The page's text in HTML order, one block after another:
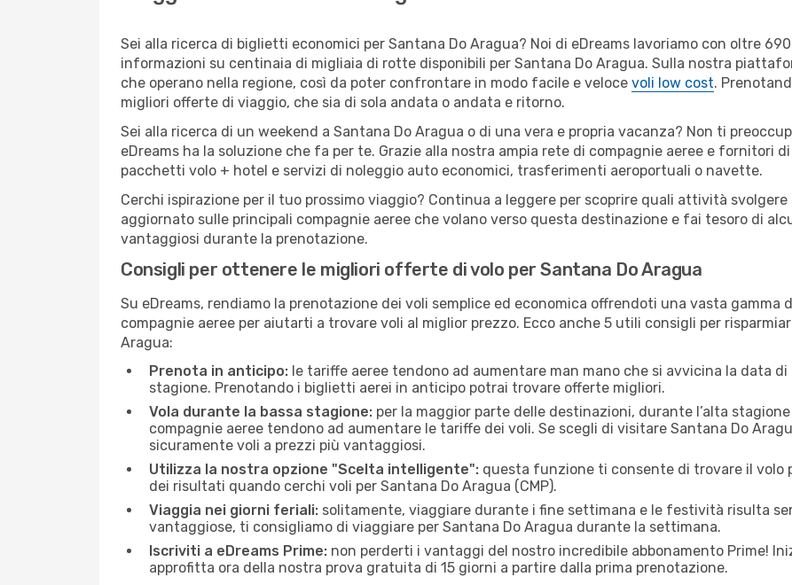
Sei alla ricerca di biglietti economici per Santana Do Aragua? Noi di eDreams lavoriamo con oltre
informazioni su centinaia di migliaia di rotte disponibili per Santana Do Aragua. Sulla nostra
che operano nella regione, così da poter confrontare in modo facile e veloce voli low cost.
migliori offerte di viaggio, che sia di sola andata o andata e ritorno.
Sei alla ricerca di un weekend a Santana Do Aragua o di una vera e propria vacanza? Non ti
eDreams ha la soluzione che fa per te. Grazie alla nostra ampia rete di compagnie aeree e fornitori
pacchetti volo + hotel e servizi di noleggio auto economici, trasferimenti aeroportuali o navette.
Cerchi ispirazione per il tuo prossimo viaggio? Continua a leggere per scoprire quali attività
aggiornato sulle principali compagnie aeree che volano verso questa destinazione e fai tesoro di
vantaggiosi durante la prenotazione.
Consigli per ottenere le migliori offerte di volo per Santana Do Aragua
Su eDreams, rendiamo la prenotazione dei voli semplice ed economica offrendoti una vasta gamma
compagnie aeree per aiutarti a trovare voli al miglior prezzo. Ecco anche 5 utili consigli per
Aragua:
Prenota in anticipo: le tariffe aeree tendono ad aumentare man mano che si avvicina la data
stagione. Prenotando i biglietti aerei in anticipo potrai trovare offerte migliori.
Vola durante la bassa stagione: per la maggior parte delle destinazioni, durante l’alta
compagnie aeree tendono ad aumentare le tariffe dei voli. Se scegli di visitare Santana Do
sicuramente voli a prezzi più vantaggiosi.
Utilizza la nostra opzione "Scelta intelligente": questa funzione ti consente di trovare il volo
dei risultati quando cerchi voli per Santana Do Aragua (CMP).
Viaggia nei giorni feriali: solitamente, viaggiare durante i fine settimana e le festività risulta
vantaggiose, ti consigliamo di viaggiare per Santana Do Aragua durante la settimana.
Iscriviti a eDreams Prime: non perderti i vantaggi del nostro incredibile abbonamento Prime!
approfitta ora della nostra prova gratuita di 15 giorni a partire dalla prima prenotazione.